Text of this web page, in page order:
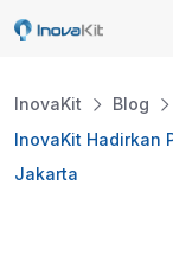
Skip
InovaKit Blog
InovaKit Hadirkan
Jakarta